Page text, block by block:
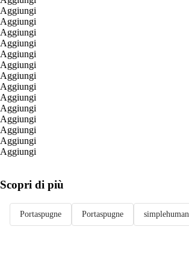
Aggiungi
Aggiungi
Aggiungi
Aggiungi
Aggiungi
Aggiungi
Aggiungi
Aggiungi
Aggiungi
Aggiungi
Aggiungi
Aggiungi
Aggiungi
Aggiungi
Scopri di più
Portaspugne Portaspugne simplehuman